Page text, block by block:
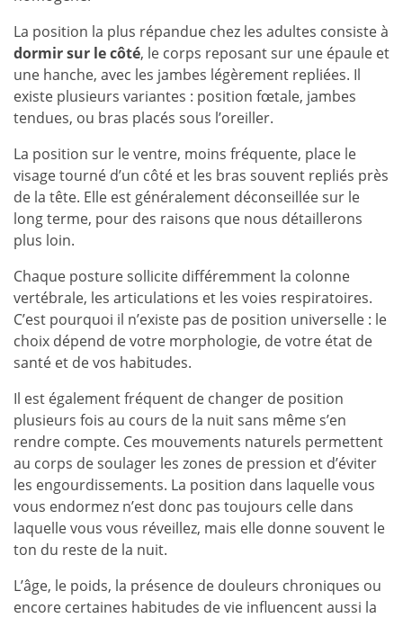
La position la plus répandue chez les adultes consiste à
dormir sur le côté, le corps reposant sur une épaule et
une hanche, avec les jambes légèrement repliées. Il
existe plusieurs variantes : position fœtale, jambes
tendues, ou bras placés sous l’oreiller.
La position sur le ventre, moins fréquente, place le
visage tourné d’un côté et les bras souvent repliés près
de la tête. Elle est généralement déconseillée sur le
long terme, pour des raisons que nous détaillerons
plus loin.
Chaque posture sollicite différemment la colonne
vertébrale, les articulations et les voies respiratoires.
C’est pourquoi il n’existe pas de position universelle : le
choix dépend de votre morphologie, de votre état de
santé et de vos habitudes.
Il est également fréquent de changer de position
plusieurs fois au cours de la nuit sans même s’en
rendre compte. Ces mouvements naturels permettent
au corps de soulager les zones de pression et d’éviter
les engourdissements. La position dans laquelle vous
vous endormez n’est donc pas toujours celle dans
laquelle vous vous réveillez, mais elle donne souvent le
ton du reste de la nuit.
L’âge, le poids, la présence de douleurs chroniques ou
encore certaines habitudes de vie influencent aussi la